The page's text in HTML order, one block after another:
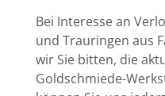
Bei Interesse an
und Trauringen aus
wir Sie bitten, die
Goldschmiede-